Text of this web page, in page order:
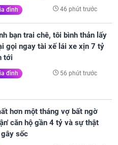
đình 46 phút trước
bạn trai chê, tôi bình thản lấy
gọi ngay tài xế lái xe xịn 7 tỷ
tới
đình 56 phút trước
hơn một tháng vợ bất ngờ
căn hộ gần 4 tỷ và sự thật
sốc